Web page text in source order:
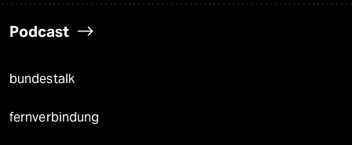
Podcast
bundestalk
fernverbindung